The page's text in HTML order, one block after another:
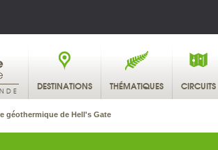
DESTINATIONS THÉMATIQUES CIRCUITS
géothermique de Hell's Gate